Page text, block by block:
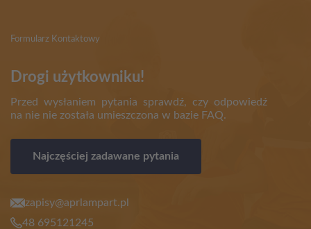
Formularz Kontaktowy
Drogi użytkowniku!
Przed wysłaniem pytania sprawdź, czy odpowiedź
na nie nie została umieszczona w bazie FAQ.
Najczęściej zadawane pytania
zapisy@aprlampart.pl
48 695121245